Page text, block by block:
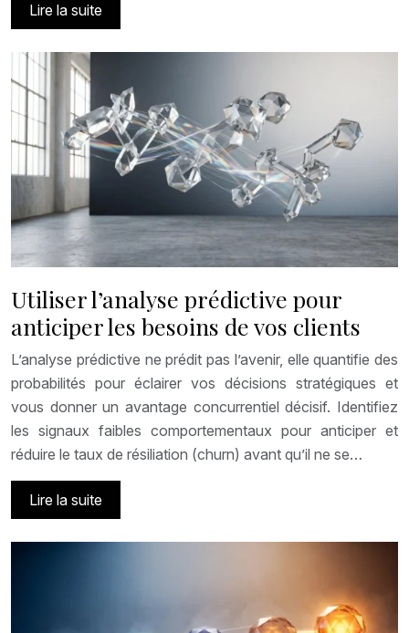
Lire la suite
Utiliser l’analyse prédictive pour
anticiper les besoins de vos clients
L’analyse prédictive ne prédit pas l’avenir, elle quantifie des
probabilités pour éclairer vos décisions stratégiques et
vous donner un avantage concurrentiel décisif. Identifiez
les signaux faibles comportementaux pour anticiper et
réduire le taux de résiliation (churn) avant qu’il ne se…
Lire la suite